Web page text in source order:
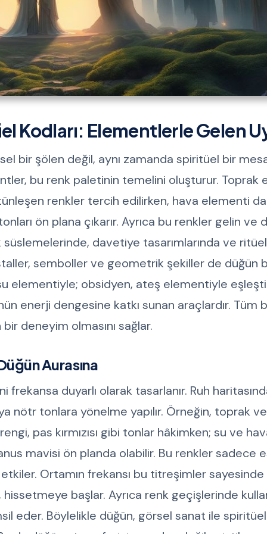
Kodları: Elementlerle Gelen
bir şölen değil, aynı zamanda spiritüel bir
bu renk paletinin temelini oluşturur. Toprak
renkler tercih edilirken, hava elementi
ön plana çıkarır. Ayrıca bu renkler gelin ve
davetiye tasarımlarında ve
semboller ve geometrik şekiller de düğün
elementiyle; obsidyen, ateş elementiyle
enerji dengesine katkı sunan araçlardır. Tüm
deneyim olmasını sağlar.
Aurasına
duyarlı olarak tasarlanır. Ruh
nötr tonlara yönelme yapılır. Örneğin, toprak
pas kırmızısı gibi tonlar hâkimken; su ve
mavisi ön planda olabilir. Bu renkler sadece
Ortamın frekansı bu titreşimler
başlar. Ayrıca renk geçişlerinde
eder. Böylelikle düğün, görsel sanat ile spiritüel